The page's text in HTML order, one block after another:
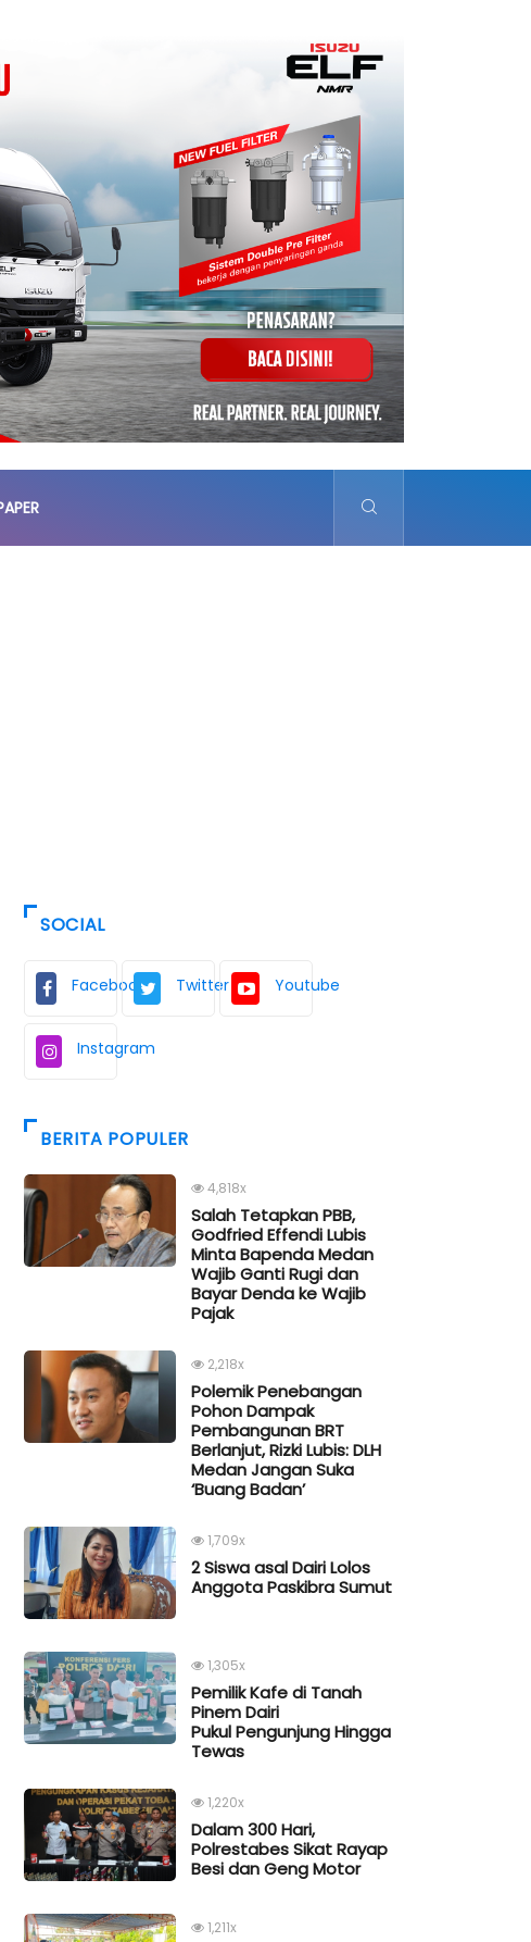
SOCIAL
Facebook Twitter Youtube
Instagram
BERITA POPULER
4,818x
Salah Tetapkan PBB,
Godfried Effendi Lubis
Minta Bapenda Medan
Wajib Ganti Rugi dan
Bayar Denda ke Wajib
Pajak
2,218x
Polemik Penebangan
Pohon Dampak
Pembangunan BRT
Berlanjut, Rizki Lubis: DLH
Medan Jangan Suka
‘Buang Badan’
1,709x
2 Siswa asal Dairi Lolos
Anggota Paskibra Sumut
1,305x
Pemilik Kafe di Tanah
Pinem Dairi
Pukul Pengunjung Hingga
Tewas
1,220x
Dalam 300 Hari,
Polrestabes Sikat Rayap
Besi dan Geng Motor
1,211x